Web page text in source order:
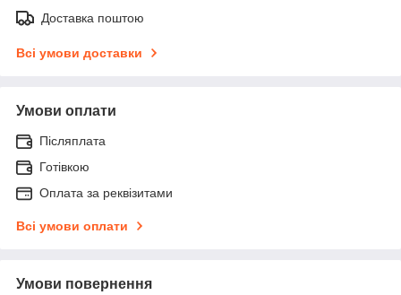
Доставка поштою
Всі умови доставки
Умови оплати
Післяплата
Готівкою
Оплата за реквізитами
Всі умови оплати
Умови повернення